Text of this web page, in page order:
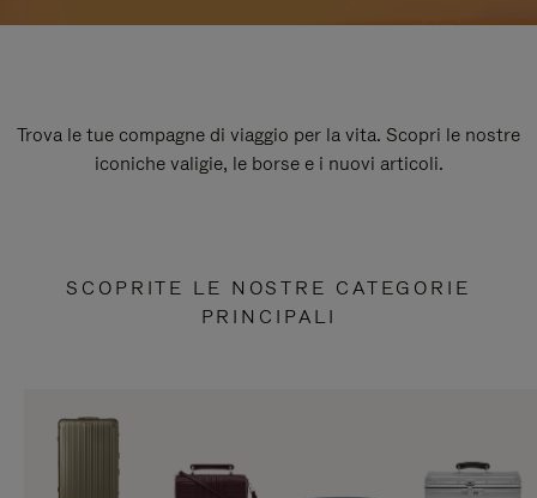
Trova le tue compagne di viaggio per la vita. Scopri le nostre
iconiche valigie, le borse e i nuovi articoli.
SCOPRITE LE NOSTRE CATEGORIE
PRINCIPALI